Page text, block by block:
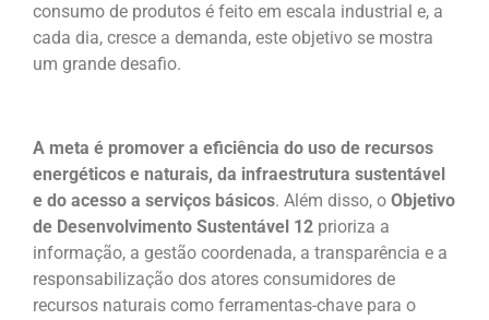
consumo de produtos é feito em escala industrial e, a
cada dia, cresce a demanda, este objetivo se mostra
um grande desafio.
A meta é promover a eficiência do uso de recursos
energéticos e naturais, da infraestrutura sustentável
e do acesso a serviços básicos. Além disso, o Objetivo
de Desenvolvimento Sustentável 12 prioriza a
informação, a gestão coordenada, a transparência e a
responsabilização dos atores consumidores de
recursos naturais como ferramentas-chave para o